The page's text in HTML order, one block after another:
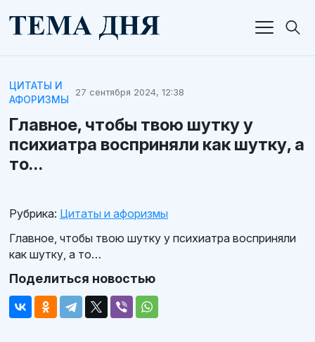
ЦИТАТЫ И
АФОРИЗМЫ
27 сентября 2024, 12:38
Главное, чтобы твою шутку у
психиатра восприняли как шутку, а
то…
Рубрика: Цитаты и афоризмы
Главное, чтобы твою шутку у психиатра восприняли
как шутку, а то…
Поделиться новостью